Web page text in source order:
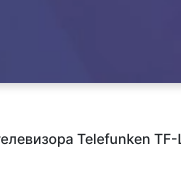
Telefunken TF-